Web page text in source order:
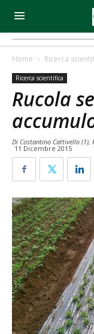
Home Ricerca
Ricerca scientifica
Rucola
Di Costantino Cattivello (1),
11 Dicembre 2015